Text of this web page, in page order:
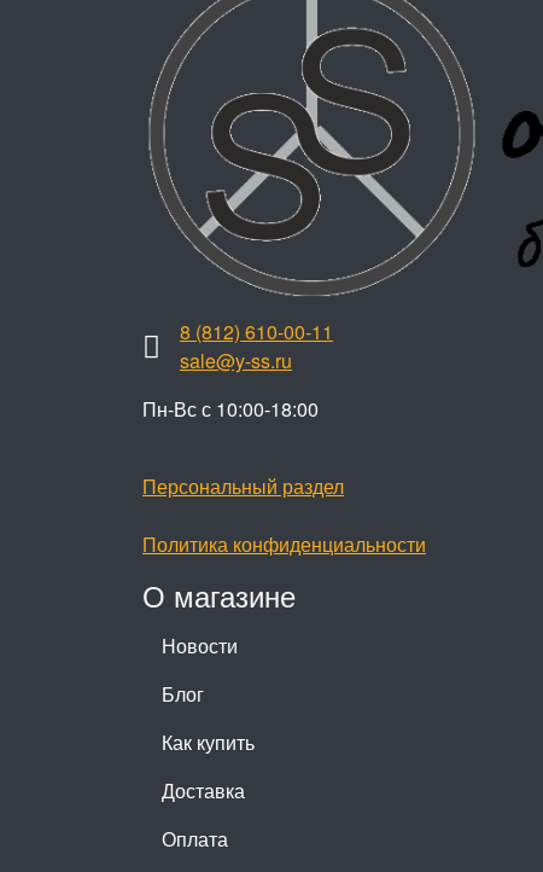
О магазине
Новости
Блог
Как купить
Доставка
Оплата
8 (812) 610-00-11
sale@y-ss.ru
Пн-Вс с 10:00-18:00
Персональный раздел
Политика конфиденциальности